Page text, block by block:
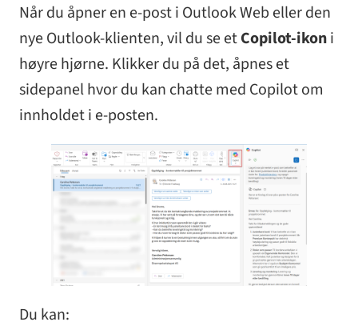
Når du åpner en e-post i Outlook Web eller den
nye Outlook-klienten, vil du se etCopilot-ikoni
høyre hjørne. Klikker du på det, åpnes et
sidepanel hvor du kan chatte med Copilot om
innholdet i e-posten.
Du kan: